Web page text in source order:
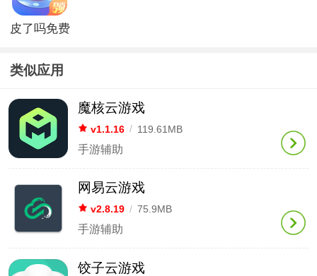
皮了吗免费
类似应用
魔核云游戏
v1.1.16 / 119.61MB
手游辅助
网易云游戏
v2.8.19 / 75.9MB
手游辅助
饺子云游戏